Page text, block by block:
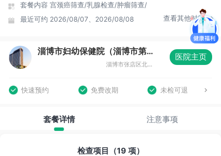
套餐内容 宫颈癌筛查/乳腺检查/肿瘤筛查/
最近可约 2026/08/07、2026/08/08 查看其他时间
淄博市妇幼保健院（淄博市第三医院）体检中心
淄博市张店区北天津路66号
医院主页
快速预约 免费改期 未检可退
套餐详情 注意事项
检查项目（19 项）